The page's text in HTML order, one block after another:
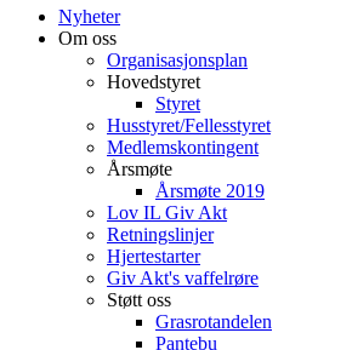
Nyheter
Om oss
Organisasjonsplan
Hovedstyret
Styret
Husstyret/Fellesstyret
Medlemskontingent
Årsmøte
Årsmøte 2019
Lov IL Giv Akt
Retningslinjer
Hjertestarter
Giv Akt's vaffelrøre
Støtt oss
Grasrotandelen
Pantebu